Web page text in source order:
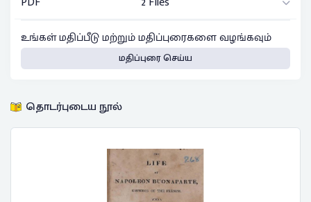
உங்கள் மதிப்பீடு மற்றும் மதிப்புரைகளை வழங்கவும்
மதிப்புரை செய்ய
தொடர்புடைய நூல்